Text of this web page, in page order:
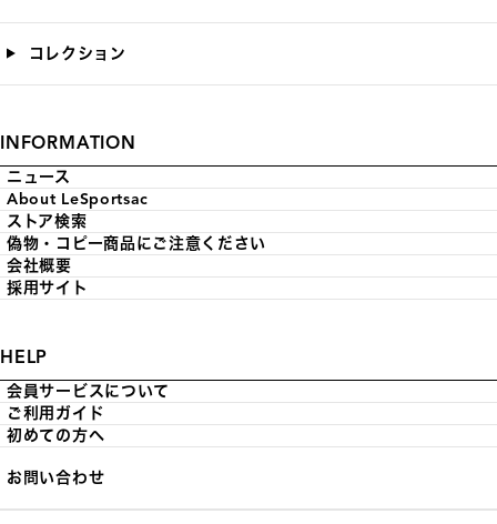
コレクション
INFORMATION
ニュース
About LeSportsac
ストア検索
偽物・コピー商品にご注意ください
会社概要
採用サイト
HELP
会員サービスについて
ご利用ガイド
初めての方へ
お問い合わせ